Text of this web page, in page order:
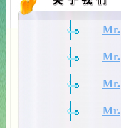
Mr.
Mr.
Mr.
Mr.